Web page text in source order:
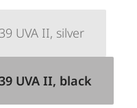
UVA II, silver
UVA II, black